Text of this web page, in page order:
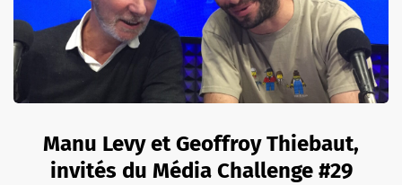
Manu Levy et Geoffroy Thiebaut,
invités du Média Challenge #29